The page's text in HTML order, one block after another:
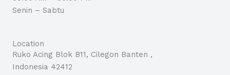
Senin – Sabtu
Location
Ruko Acing Blok B11, Cilegon Banten ,
Indonesia 42412